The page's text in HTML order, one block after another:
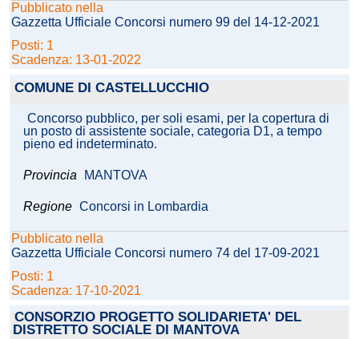
Pubblicato nella
Gazzetta Ufficiale Concorsi numero 99 del 14-12-2021
Posti: 1
Scadenza: 13-01-2022
COMUNE DI CASTELLUCCHIO
Concorso pubblico, per soli esami, per la copertura di
un posto di assistente sociale, categoria D1, a tempo
pieno ed indeterminato.
Provincia MANTOVA
Regione Concorsi in Lombardia
Pubblicato nella
Gazzetta Ufficiale Concorsi numero 74 del 17-09-2021
Posti: 1
Scadenza: 17-10-2021
CONSORZIO PROGETTO SOLIDARIETA' DEL
DISTRETTO SOCIALE DI MANTOVA